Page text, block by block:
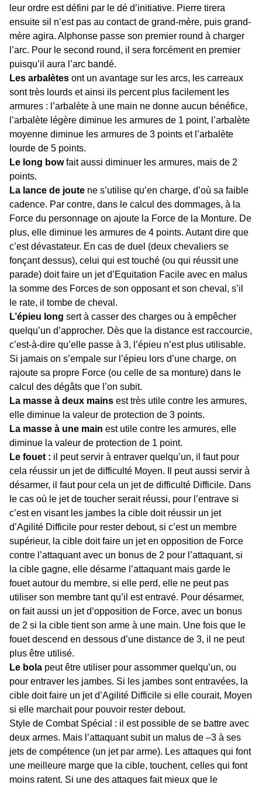
leur ordre est défini par le dé d’initiative. Pierre tirera
ensuite sil n’est pas au contact de grand-mère, puis grand-
mère agira. Alphonse passe son premier round à charger
l’arc. Pour le second round, il sera forcément en premier
puisqu’il aura l’arc bandé.
Les arbalètes ont un avantage sur les arcs, les carreaux
sont très lourds et ainsi ils percent plus facilement les
armures : l’arbalète à une main ne donne aucun bénéfice,
l’arbalète légère diminue les armures de 1 point, l’arbalète
moyenne diminue les armures de 3 points et l’arbalète
lourde de 5 points.
Le long bowfait aussi diminuer les armures, mais de 2
points.
La lance de joute ne s’utilise qu’en charge, d’où sa faible
cadence. Par contre, dans le calcul des dommages, à la
Force du personnage on ajoute la Force de la Monture. De
plus, elle diminue les armures de 4 points. Autant dire que
c’est dévastateur. En cas de duel (deux chevaliers se
fonçant dessus), celui qui est touché (ou qui réussit une
parade) doit faire un jet d’Equitation Facile avec en malus
la somme des Forces de son opposant et son cheval, s’il
le rate, il tombe de cheval.
L’épieu long sert à casser des charges ou à empêcher
quelqu’un d’approcher. Dès que la distance est raccourcie,
c’est-à-dire qu’elle passe à 3, l’épieu n’est plus utilisable.
Si jamais on s’empale sur l’épieu lors d’une charge, on
rajoute sa propre Force (ou celle de sa monture) dans le
calcul des dégâts que l’on subit.
La masse à deux mains est très utile contre les armures,
elle diminue la valeur de protection de 3 points.
La masse à une main est utile contre les armures, elle
diminue la valeur de protection de 1 point.
Le fouet : il peut servir à entraver quelqu’un, il faut pour
cela réussir un jet de difficulté Moyen. Il peut aussi servir à
désarmer, il faut pour cela un jet de difficulté Difficile. Dans
le cas où le jet de toucher serait réussi, pour l’entrave si
c’est en visant les jambes la cible doit réussir un jet
d’Agilité Difficile pour rester debout, si c’est un membre
supérieur, la cible doit faire un jet en opposition de Force
contre l’attaquant avec un bonus de 2 pour l’attaquant, si
la cible gagne, elle désarme l’attaquant mais garde le
fouet autour du membre, si elle perd, elle ne peut pas
utiliser son membre tant qu’il est entravé. Pour désarmer,
on fait aussi un jet d’opposition de Force, avec un bonus
de 2 si la cible tient son arme à une main. Une fois que le
fouet descend en dessous d’une distance de 3, il ne peut
plus être utilisé.
Le bola peut être utiliser pour assommer quelqu’un, ou
pour entraver les jambes. Si les jambes sont entravées, la
cible doit faire un jet d’Agilité Difficile si elle courait, Moyen
si elle marchait pour pouvoir rester debout.
Style de Combat Spécial : il est possible de se battre avec
deux armes. Mais l’attaquant subit un malus de –3 à ses
jets de compétence (un jet par arme). Les attaques qui font
une meilleure marge que la cible, touchent, celles qui font
moins ratent. Si une des attaques fait mieux que le